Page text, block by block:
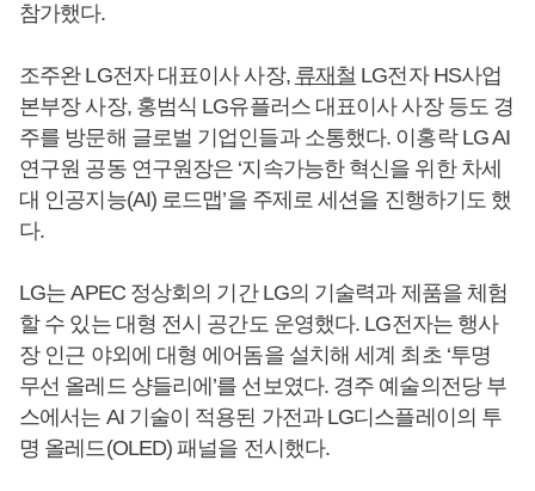
참가했다.
조주완 LG전자 대표이사 사장, 류재철 LG전자 HS사업
본부장 사장, 홍범식 LG유플러스 대표이사 사장 등도 경
주를 방문해 글로벌 기업인들과 소통했다. 이홍락 LG AI
연구원 공동 연구원장은 ‘지속가능한 혁신을 위한 차세
대 인공지능(AI) 로드맵’을 주제로 세션을 진행하기도 했
다.
LG는 APEC 정상회의 기간 LG의 기술력과 제품을 체험
할 수 있는 대형 전시 공간도 운영했다. LG전자는 행사
장 인근 야외에 대형 에어돔을 설치해 세계 최초 ‘투명
무선 올레드 샹들리에’를 선보였다. 경주 예술의전당 부
스에서는 AI 기술이 적용된 가전과 LG디스플레이의 투
명 올레드(OLED) 패널을 전시했다.